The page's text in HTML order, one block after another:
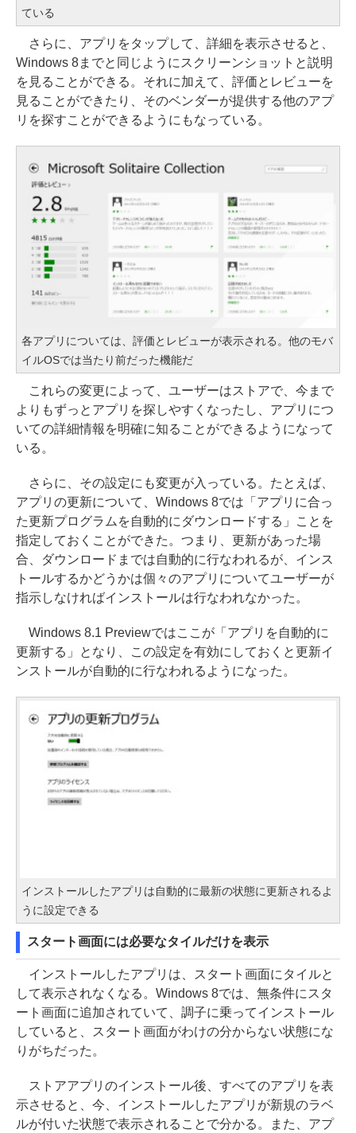
ている
さらに、アプリをタップして、詳細を表示させると、
Windows 8までと同じようにスクリーンショットと説明
を見ることができる。それに加えて、評価とレビューを
見ることができたり、そのベンダーが提供する他のアプ
リを探すことができるようにもなっている。
各アプリについては、評価とレビューが表示される。他のモバ
イルOSでは当たり前だった機能だ
これらの変更によって、ユーザーはストアで、今まで
よりもずっとアプリを探しやすくなったし、アプリにつ
いての詳細情報を明確に知ることができるようになって
いる。
さらに、その設定にも変更が入っている。たとえば、
アプリの更新について、Windows 8では「アプリに合っ
た更新プログラムを自動的にダウンロードする」ことを
指定しておくことができた。つまり、更新があった場
合、ダウンロードまでは自動的に行なわれるが、インス
トールするかどうかは個々のアプリについてユーザーが
指示しなければインストールは行なわれなかった。
Windows 8.1 Previewではここが「アプリを自動的に
更新する」となり、この設定を有効にしておくと更新イ
ンストールが自動的に行なわれるようになった。
インストールしたアプリは自動的に最新の状態に更新されるよ
うに設定できる
スタート画面には必要なタイルだけを表示
インストールしたアプリは、スタート画面にタイルと
して表示されなくなる。Windows 8では、無条件にスタ
ート画面に追加されていて、調子に乗ってインストール
していると、スタート画面がわけの分からない状態にな
りがちだった。
ストアアプリのインストール後、すべてのアプリを表
示させると、今、インストールしたアプリが新規のラベ
ルが付いた状態で表示されることで分かる。また、アプ